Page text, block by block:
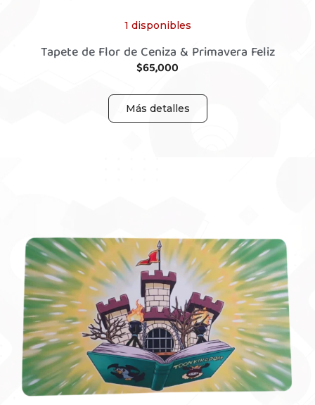
1 disponibles
Tapete de Flor de Ceniza & Primavera Feliz
$65,000
Más detalles